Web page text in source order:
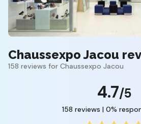
Chaussexpo Jacou
158 reviews for Chaussexpo Jacou
4.7/5
158 reviews | 0%